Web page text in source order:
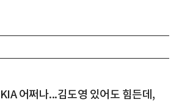
KIA 어쩌나...김도영 있어도 힘든데,